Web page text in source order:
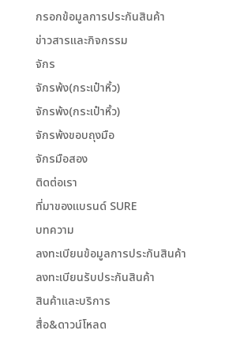
กรอกข้อมูลการประกันสินค้า
ข่าวสารและกิจกรรม
จักร
จักรพ้ง(กระเป๋าหิ้ว)
จักรพ้ง(กระเป๋าหิ้ว)
จักรพ้งขอบถุงมือ
จักรมือสอง
ติดต่อเรา
ที่มาของแบรนด์ SURE
บทความ
ลงทะเบียนข้อมูลการประกันสินค้า
ลงทะเบียนรับประกันสินค้า
สินค้าและบริการ
สื่อ&ดาวน์โหลด